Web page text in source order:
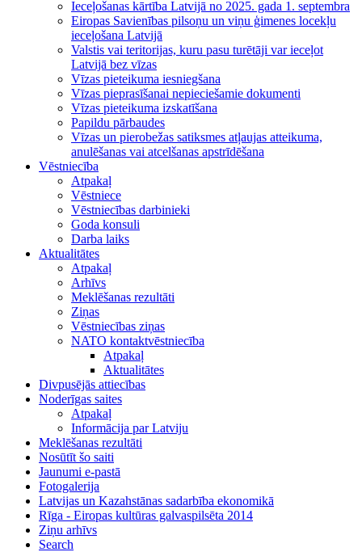
Ieceļošanas kārtība Latvijā no 2025. gada 1. septembra
Eiropas Savienības pilsoņu un viņu ģimenes locekļu
ieceļošana Latvijā
Valstis vai teritorijas, kuru pasu turētāji var ieceļot
Latvijā bez vīzas
Vīzas pieteikuma iesniegšana
Vīzas pieprasīšanai nepieciešamie dokumenti
Vīzas pieteikuma izskatīšana
Papildu pārbaudes
Vīzas un pierobežas satiksmes atļaujas atteikuma,
anulēšanas vai atcelšanas apstrīdēšana
Vēstniecība
Atpakaļ
Vēstniece
Vēstniecības darbinieki
Goda konsuli
Darba laiks
Aktualitātes
Atpakaļ
Arhīvs
Meklēšanas rezultāti
Ziņas
Vēstniecības ziņas
NATO kontaktvēstniecība
Atpakaļ
Aktualitātes
Divpusējās attiecības
Noderīgas saites
Atpakaļ
Informācija par Latviju
Meklēšanas rezultāti
Nosūtīt šo saiti
Jaunumi e-pastā
Fotogalerija
Latvijas un Kazahstānas sadarbība ekonomikā
Rīga - Eiropas kultūras galvaspilsēta 2014
Ziņu arhīvs
Search